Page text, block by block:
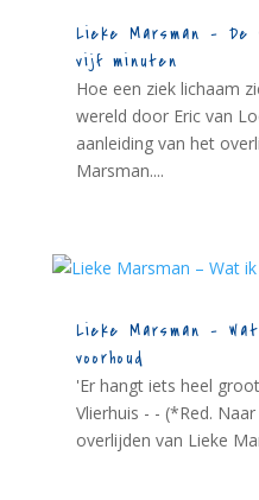
Lieke Marsman –
vijf minuten
Hoe een ziek lichaam
wereld door Eric van
aanleiding van het
Marsman....
Lieke Marsman –
voorhoud
'Er hangt iets heel
Vlierhuis - - (*Red.
overlijden van Lieke